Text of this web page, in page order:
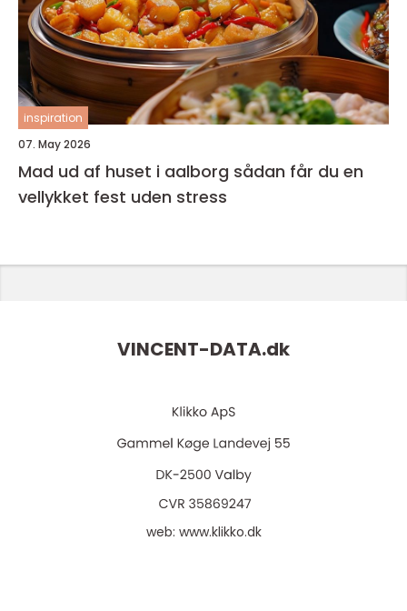
inspiration
07. May 2026
Mad ud af huset i aalborg sådan får du en
vellykket fest uden stress
VINCENT-DATA.dk
web: www.klikko.dk